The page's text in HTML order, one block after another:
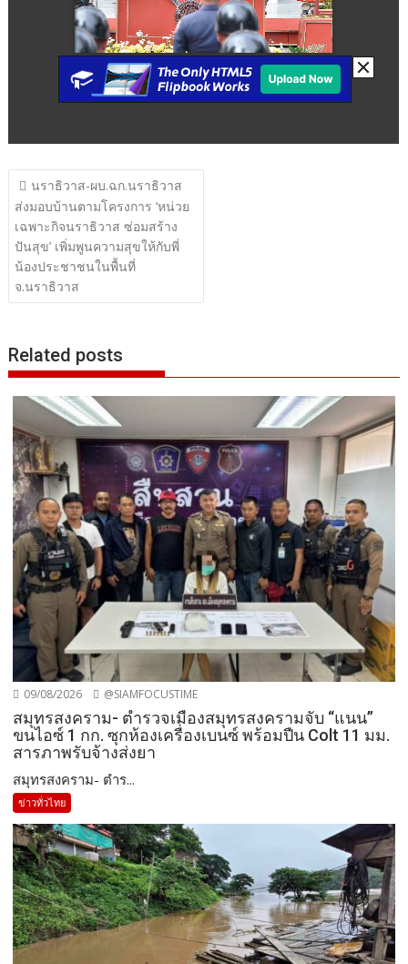
แนะแนว
เรื่อง
นราธิวาส-ผบ.ฉก.นราธิวาส
ส่งมอบบ้านตามโครงการ ‘หน่วย
เฉพาะกิจนราธิวาส ซ่อมสร้าง
ปันสุข’ เพิ่มพูนความสุขให้กับพี่
น้องประชาชนในพื้นที่
จ.นราธิวาส
Related posts
09/08/2026 @SIAMFOCUSTIME
สมุทรสงคราม- ตำรวจเมืองสมุทรสงครามจับ “แนน”
ขนไอซ์ 1 กก. ซุกห้องเครื่องเบนซ์ พร้อมปืน Colt 11 มม.
สารภาพรับจ้างส่งยา
สมุทรสงคราม- ตำร...
ข่าวทั่วไทย